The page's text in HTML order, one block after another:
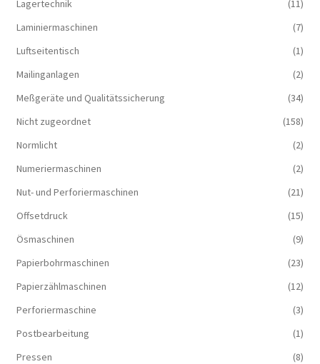
Lagertechnik
(11)
Laminiermaschinen
(7)
Luftseitentisch
(1)
Mailinganlagen
(2)
Meßgeräte und Qualitätssicherung
(34)
Nicht zugeordnet
(158)
Normlicht
(2)
Numeriermaschinen
(2)
Nut- und Perforiermaschinen
(21)
Offsetdruck
(15)
Ösmaschinen
(9)
Papierbohrmaschinen
(23)
Papierzählmaschinen
(12)
Perforiermaschine
(3)
Postbearbeitung
(1)
Pressen
(8)